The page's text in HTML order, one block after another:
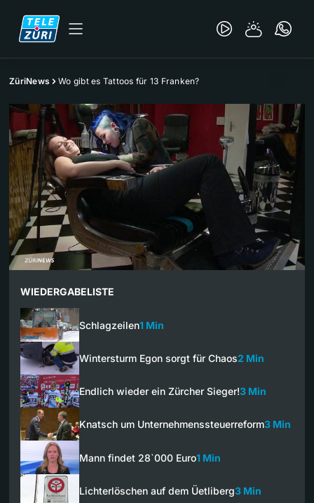
ZüriNews Wo gibt es Tattoos für 13 Franken?
WIEDERGABELISTE
Schlagzeilen1 Min
Wintersturm Egon sorgt für Chaos2 Min
Endlich wieder ein Zürcher Sieger!3 Min
Knatsch um Unternehmenssteuerreform3 Min
Mann findet 28`000 Euro1 Min
Lichterlöschen auf dem Üetliberg3 Min